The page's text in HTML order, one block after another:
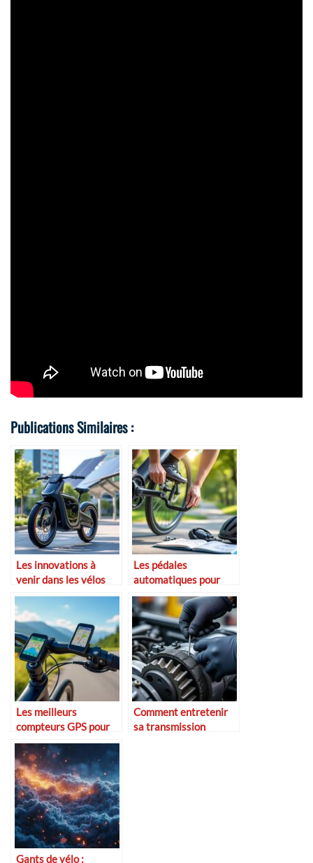
Publications Similaires :
Les innovations à
venir dans les vélos
électriques
Les pédales
automatiques pour
débutants : mode
d’emploi
Les meilleurs
compteurs GPS pour
cyclistes
Comment entretenir
sa transmission
Gants de vélo :